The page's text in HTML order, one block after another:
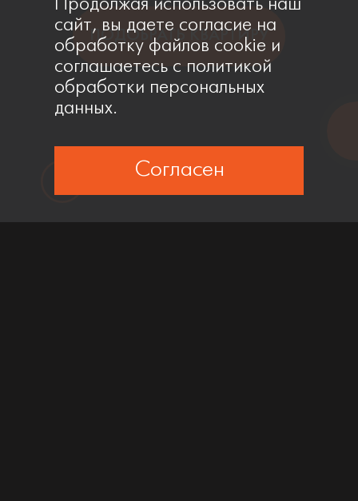
ПОДОБРАТЬ КВАРТИРУ
Продолжая использовать наш
сайт, вы даете согласие на
обработку файлов cookie и
соглашаетесь с политикой
обработки персональных
данных.
Согласен